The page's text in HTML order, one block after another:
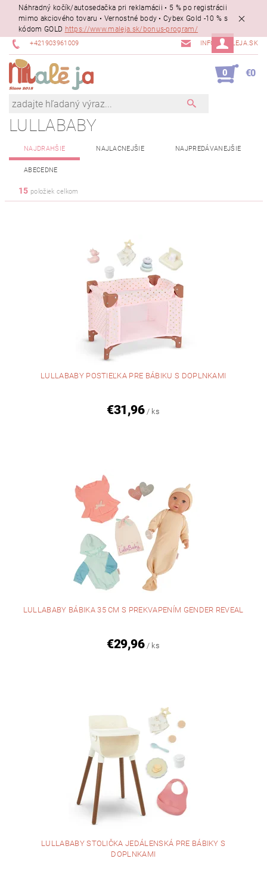
Náhradný kočík/autosedačka pri reklamácii • 5 % po registrácii
mimo akciového tovaru • Vernostné body • Cybex Gold -10 % s
kódom GOLD https://www.maleja.sk/bonus-program/
+421903961009 INFO@MALEJA.SK
0 €0
LULLABABY
NAJDRAHŠIE NAJLACNEJŠIE NAJPREDÁVANEJŠIE
ABECEDNE
15 položiek celkom
LULLABABY POSTIEĽKA PRE BÁBIKU S DOPLNKAMI
€31,96 / ks
LULLABABY BÁBIKA 35 CM S PREKVAPENÍM GENDER REVEAL
€29,96 / ks
LULLABABY STOLIČKA JEDÁLENSKÁ PRE BÁBIKY S
DOPLNKAMI